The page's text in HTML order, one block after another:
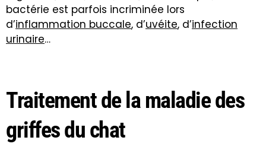
bactérie est parfois incriminée lors
d’inflammation buccale, d’uvéite, d’infection
urinaire…
Traitement de la maladie des
griffes du chat